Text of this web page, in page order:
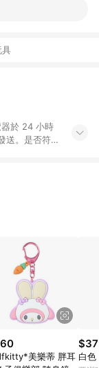
具
於 24 小時
送。​是否符
外/母嬰用
帳號訊息通
有「單一商
)，以同一
購物的回
美樂蒂 胖耳 白